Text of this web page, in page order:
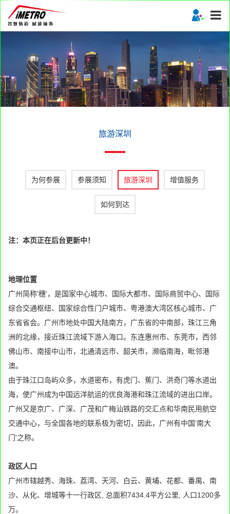
旅游深圳
为何参展 参展须知 旅游深圳 增值服务
如何到达
注：本页正在后台更新中！
地理位置
广州简称'穗'，是国家中心城市、国际大都市、国际商贸中心、国际
综合交通枢纽、国家综合性门户城市、粤港澳大湾区核心城市、广
东省省会。广州市地处中国大陆南方，广东省的中南部，珠江三角
洲的北缘，接近珠江流域下游入海口。东连惠州市、东莞市，西邻
佛山市、南接中山市，北通清远市、韶关市，濒临南海，毗邻港
澳。
由于珠江口岛屿众多，水道密布，有虎门、蕉门、洪奇门等水道出
海，使广州成为中国远洋航运的优良海港和珠江流域的进出口岸。
广州又是京广、广深、广茂和广梅汕铁路的交汇点和华南民用航空
交通中心，与全国各地的联系极为密切，因此，广州有中国'南大
门'之称。
政区人口
广州市辖越秀、海珠、荔湾、天河、白云、黄埔、花都、番禺、南
沙、从化、增城等十一行政区, 总面积7434.4平方公里, 人口1200多
万。